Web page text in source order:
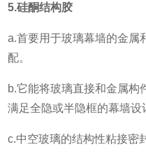
5.硅酮结构胶
a.首要用于玻璃幕墙的金属
配。
b.它能将玻璃直接和金属构
满足全隐或半隐框的幕墙设
c.中空玻璃的结构性粘接密